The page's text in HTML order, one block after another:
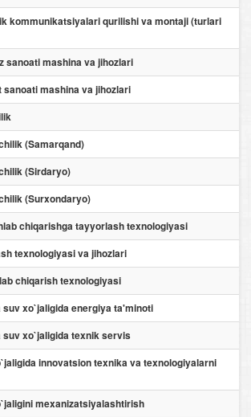
kommunikatsiyalari qurilishi va montaji (turlari
sanoati mashina va jihozlari
sanoati mashina va jihozlari
(Samarqand)
(Sirdaryo)
(Surxondaryo)
chiqarishga tayyorlash texnologiyasi
texnologiyasi va jihozlari
chiqarish texnologiyasi
suv xo`jaligida energiya ta'minoti
suv xo`jaligida texnik servis
innovatsion texnika va texnologiyalarni
mexanizatsiyalashtirish